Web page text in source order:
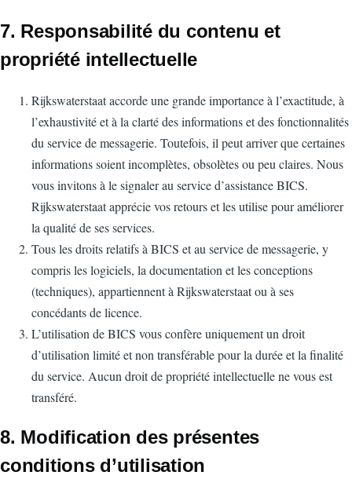
7. Responsabilité du contenu et
propriété intellectuelle
Rijkswaterstaat accorde une grande importance à l’exactitude, à
l’exhaustivité et à la clarté des informations et des fonctionnalités
du service de messagerie. Toutefois, il peut arriver que certaines
informations soient incomplètes, obsolètes ou peu claires. Nous
vous invitons à le signaler au service d’assistance BICS.
Rijkswaterstaat apprécie vos retours et les utilise pour améliorer
la qualité de ses services.
Tous les droits relatifs à BICS et au service de messagerie, y
compris les logiciels, la documentation et les conceptions
(techniques), appartiennent à Rijkswaterstaat ou à ses
concédants de licence.
L’utilisation de BICS vous confère uniquement un droit
d’utilisation limité et non transférable pour la durée et la finalité
du service. Aucun droit de propriété intellectuelle ne vous est
transféré.
8. Modification des présentes
conditions d’utilisation